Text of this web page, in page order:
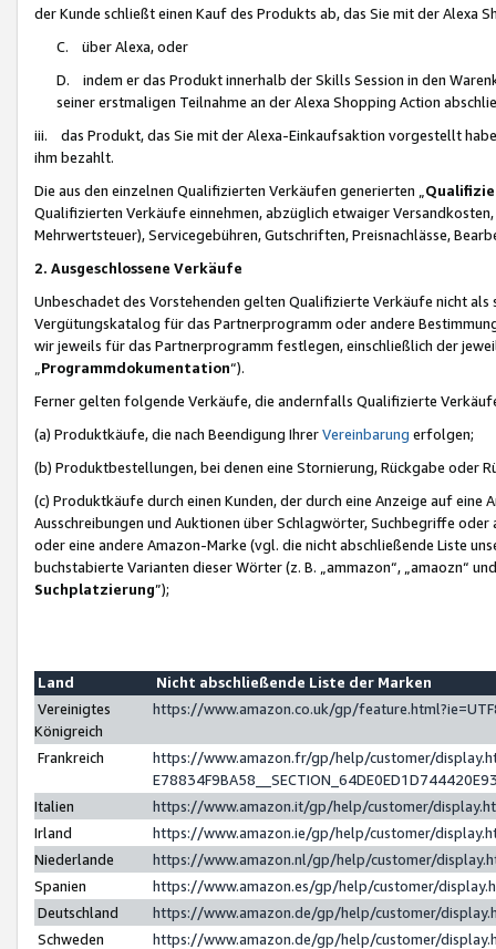
der Kunde schließt einen Kauf des Produkts ab, das Sie mit der Alexa
C. über Alexa, oder
D. indem er das Produkt innerhalb der Skills Session in den
seiner erstmaligen Teilnahme an der Alexa Shopping Action
iii. das Produkt, das Sie mit der Alexa-Einkaufsaktion vorgestellt
ihm bezahlt.
Die aus den einzelnen Qualifizierten Verkäufen generierten „
Qualifizierten Verkäufe einnehmen, abzüglich etwaiger
Mehrwertsteuer), Servicegebühren, Gutschriften, Preisnachlässe,
2. Ausgeschlossene Verkäufe
Unbeschadet des Vorstehenden gelten Qualifizierte Verkäufe nicht
Vergütungskatalog für das Partnerprogramm oder andere
wir jeweils für das Partnerprogramm festlegen, einschließlich der
Programmdokumentation“).
Ferner gelten folgende Verkäufe, die andernfalls Qualifizierte
(a) Produktkäufe, die nach Beendigung IhrerVereinbarung erfolgen;
(b) Produktbestellungen, bei denen eine Stornierung, Rückgabe oder
(c) Produktkäufe durch einen Kunden, der durch eine Anzeige auf
Ausschreibungen und Auktionen über Schlagwörter, Suchbegriffe
oder eine andere Amazon-Marke (vgl. die nicht abschließende Liste
buchstabierte Varianten dieser Wörter (z. B. „ammazon“, „amaozn“
Suchplatzierung”);
Land
Nicht abschließende Liste der Marken
Vereinigtes
Königreich
https://www.amazon.co.uk/gp/
Frankreich
https://www.amazon.fr/gp/help/customer/
Italien
https://www.amazon.it/gp/help/customer/
Irland
https://www.amazon.ie/gp/help/customer/
Niederlande
https://www.amazon.nl/gp/help/customer/
Spanien
https://www.amazon.es/gp/help/customer/
Deutschland
https://www.amazon.de/gp/help/customer/
Schweden
https://www.amazon.de/gp/help/customer/